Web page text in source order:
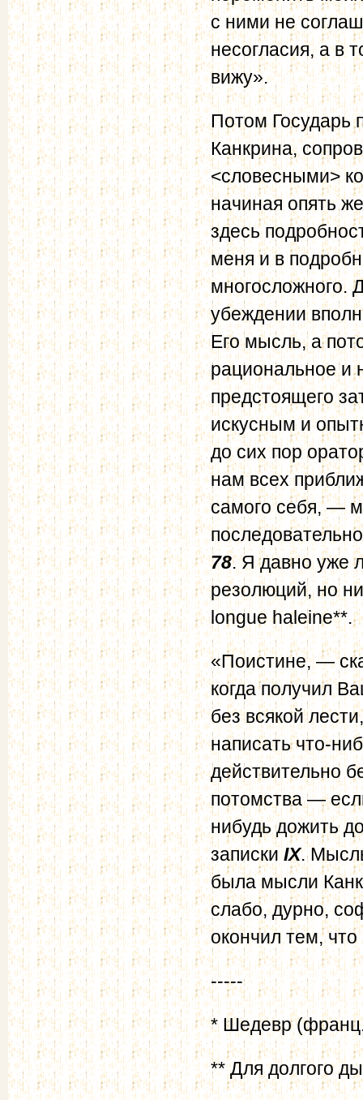
с ними не
несогласия, а в
вижу».
Потом Государь
Канкрина,
<словесными>
начиная опять
здесь
меня и в
многосложного.
убеждении
Его мысль, а
рациональное и
предстоящего
искусным и
до сих пор
нам всех
самого себя, —
78. Я давно уже
резолюций, но
longue haleine**.
«Поистине, —
когда получил
без всякой
написать что-
действительно
потомства —
нибудь дожить
запискиIX.
была мысли
слабо, дурно,
окончил тем,
-----
* Шедевр
** Для долгого